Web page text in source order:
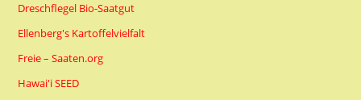
Dreschflegel Bio-Saatgut
Ellenberg's Kartoffelvielfalt
Freie – Saaten.org
Hawai'i SEED